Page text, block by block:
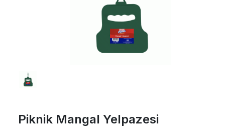
Piknik Mangal Yelpazesi